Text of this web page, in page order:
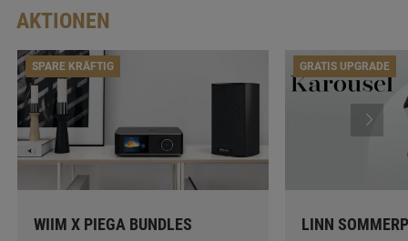
AKTIONEN
SPARE KRÄFTIG
WIIM X PIEGA BUNDLES
GRATIS UPGRADE
LINN